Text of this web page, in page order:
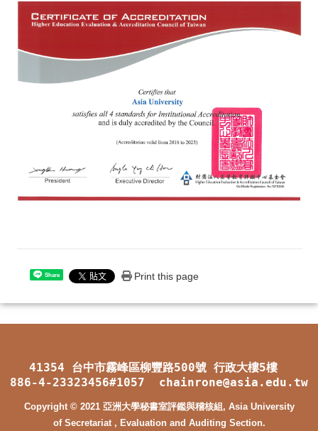
Share Print this page
41354 台中市霧峰區柳豐路500號 行政大樓5樓
886-4-23323456#1057 chainrone@asia.edu.tw
Copyright © 2021 亞洲大學秘書室評鑑與稽核組, Asia University
of Secretariat , Evaluation and Auditing Section.